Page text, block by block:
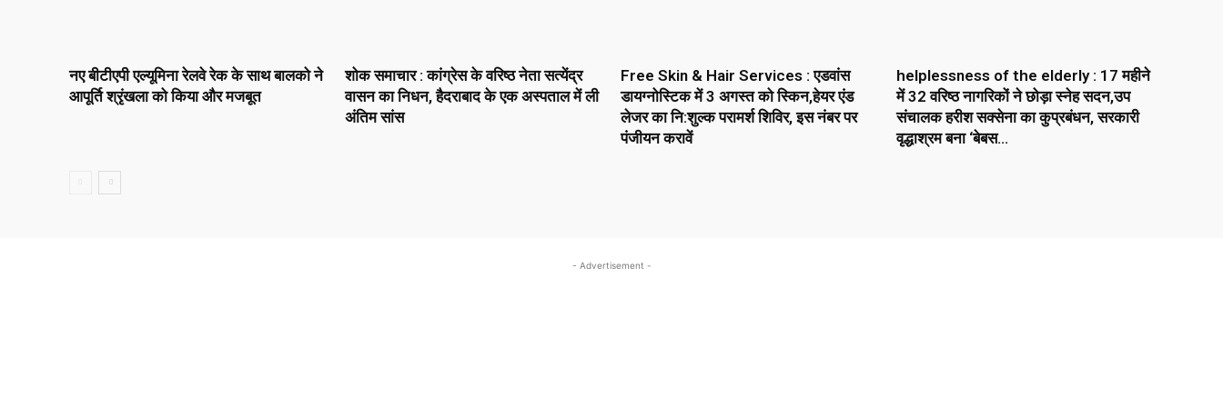
नए बीटीएपी एल्यूमिना रेलवे रेक के साथ बालको ने
आपूर्ति श्रृंखला को किया और मजबूत
शोक समाचार : कांग्रेस के वरिष्ठ नेता सत्येंद्र
वासन का निधन, हैदराबाद के एक अस्पताल में ली
अंतिम सांस
Free Skin & Hair Services : एडवांस
डायग्नोस्टिक में 3 अगस्त को स्किन,हेयर एंड
लेजर का नि:शुल्क परामर्श शिविर, इस नंबर पर
पंजीयन करावें
helplessness of the elderly : 17 महीने
में 32 वरिष्ठ नागरिकों ने छोड़ा स्नेह सदन,उप
संचालक हरीश सक्सेना का कुप्रबंधन, सरकारी
वृद्धाश्रम बना ‘बेबस...
- Advertisement -